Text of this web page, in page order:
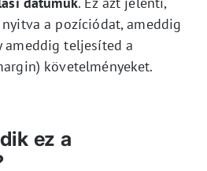
a pozíciódat, ameddig
ameddig teljesíted a
követelményeket.
ez a